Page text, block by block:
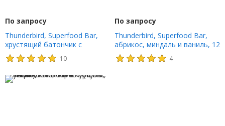
По запросу
Thunderbird, Superfood Bar,
хрустящий батончик с
миндалем и пеканом, 12
батончиков, 48 г (1,7 унции)
10
По запросу
Thunderbird, Superfood Bar,
абрикос, миндаль и ваниль, 12
батончиков, 48 г (1,7 унции)
4